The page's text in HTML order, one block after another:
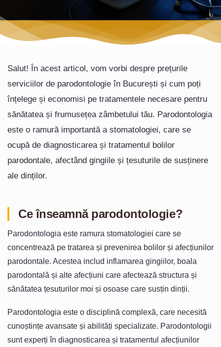
Salut! În acest articol, vom vorbi despre prețurile
serviciilor de parodontologie în București și cum poți
înțelege și economisi pe tratamentele necesare pentru
sănătatea și frumusețea zâmbetului tău. Parodontologia
este o ramură importantă a stomatologiei, care se
ocupă de diagnosticarea și tratamentul bolilor
parodontale, afectând gingiile și țesuturile de susținere
ale dinților.
Ce înseamnă parodontologie?
Parodontologia este ramura stomatologiei care se
concentrează pe tratarea și prevenirea bolilor și afecțiunilor
parodontale. Acestea includ inflamarea gingiilor, boala
parodontală și alte afecțiuni care afectează structura și
sănătatea țesuturilor moi și osoase care susțin dinții.
Parodontologia este o disciplină complexă, care necesită
cunoștințe avansate și abilități specializate. Parodontologii
sunt experți în diagnosticarea și tratamentul afecțiunilor